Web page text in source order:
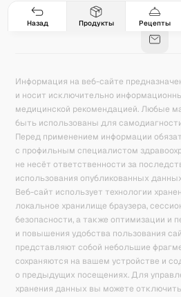
Назад Продукты Рецепты
Гастро-сеты 8 Рецепты 171
База знаний
Информация на веб-сайте
и носит исключительно
медицинской рекомендацией. Любые
быть использованы для
Перед применением информации
с профильным специалистом
не несёт ответственности за
использования опубликованных
Веб-сайт использует технологии
локальное хранилище браузера,
безопасности, а также оптимизации и
и повышения удобства пользования
представляют собой небольшие
сохраняются на вашем устройстве и
о предыдущих посещениях. Для
хранения данных вы можете